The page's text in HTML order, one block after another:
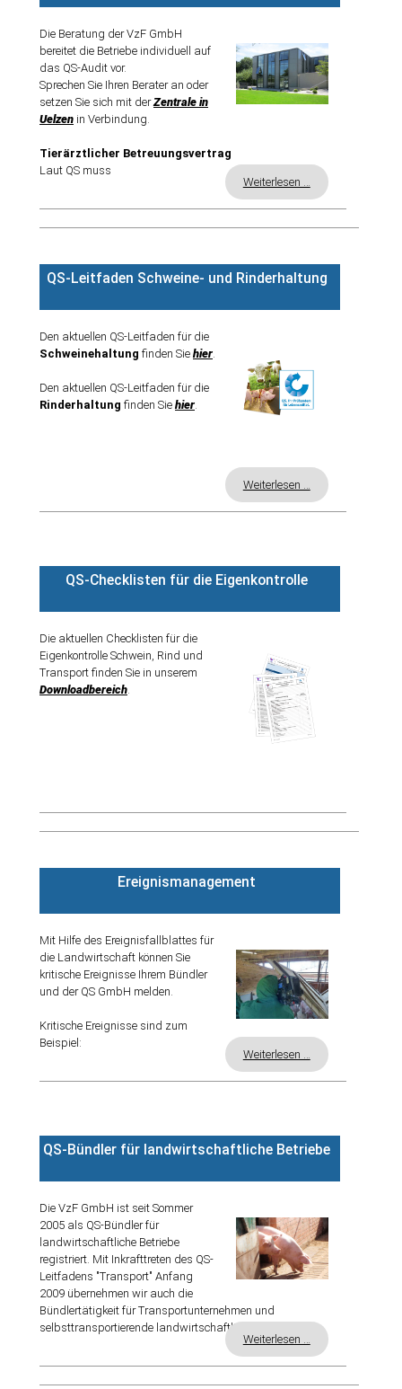
DATENSCHUTZERKLÄRUNG
VZF-SATZUNG
FÜTTERUNG
VZF PROFESSIONAL
VEREIN LEBENSMITTEL OHNE GENTECHNIK
Die Beratung der VzF GmbH
bereitet die Betriebe individuell auf
das QS-Audit vor.
Sprechen Sie Ihren Berater an oder
setzen Sie sich mit derZentrale in
Uelzen in Verbindung.
Tierärztlicher Betreuungsvertrag
Laut QS muss
Weiterlesen …
QS-Leitfaden Schweine- und Rinderhaltung
Den aktuellen QS-Leitfaden für die
Schweinehaltung finden Sie hier
Den aktuellen QS-Leitfaden für die
Rinderhaltung finden Sie hier
Weiterlesen …
QS-Checklisten für die Eigenkontrolle
Die aktuellen Checklisten für die
Eigenkontrolle Schwein, Rind und
Transport finden Sie in unserem
Downloadbereich
Ereignismanagement
Mit Hilfe des Ereignisfallblattes für
die Landwirtschaft können Sie
kritische Ereignisse Ihrem Bündler
und der QS GmbH melden.
Kritische Ereignisse sind zum
Beispiel:
Weiterlesen …
QS-Bündler für landwirtschaftliche Betriebe
Die VzF GmbH ist seit Sommer
2005 als QS-Bündler für
landwirtschaftliche Betriebe
registriert. Mit Inkrafttreten des QS-
Leitfadens "Transport" Anfang
2009 übernehmen wir auch die
Bündlertätigkeit für Transportunternehmen und
selbsttransportierende landwirtschaftliche
Weiterlesen …